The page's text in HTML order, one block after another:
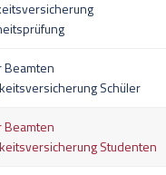
Beamten
Schüler
Beamten
Studenten